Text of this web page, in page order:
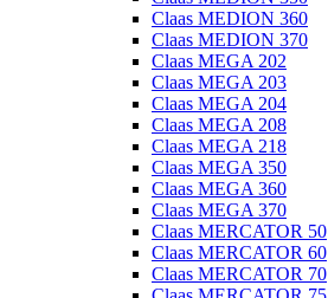
Claas MEDION 360
Claas MEDION 370
Claas MEGA 202
Claas MEGA 203
Claas MEGA 204
Claas MEGA 208
Claas MEGA 218
Claas MEGA 350
Claas MEGA 360
Claas MEGA 370
Claas MERCATOR 50
Claas MERCATOR 60
Claas MERCATOR 70